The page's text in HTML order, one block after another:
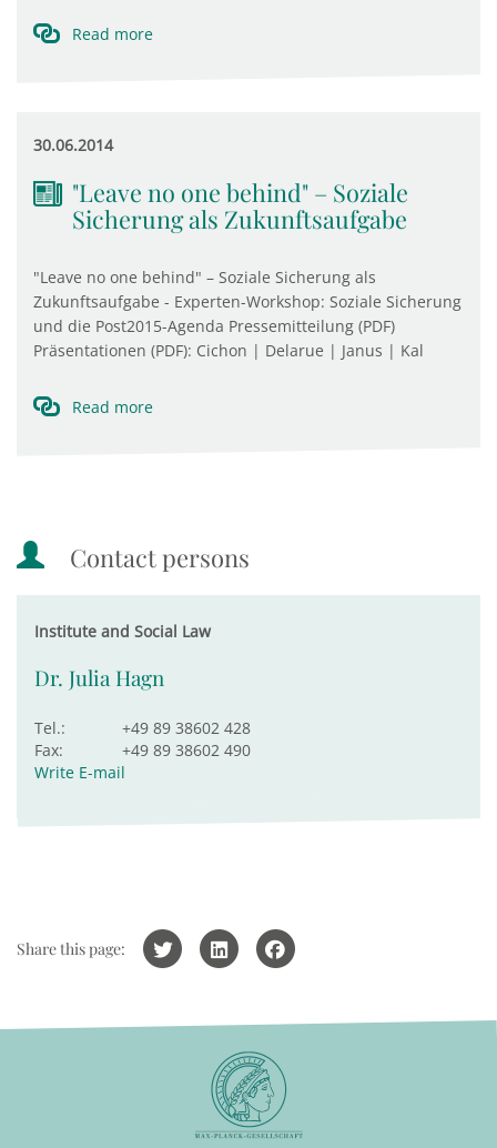
Read more
30.06.2014
"Leave no one behind" – Soziale
Sicherung als Zukunftsaufgabe
"Leave no one behind" – Soziale Sicherung als
Zukunftsaufgabe - Experten-Workshop: Soziale Sicherung
und die Post2015-Agenda Pressemitteilung (PDF)
Präsentationen (PDF): Cichon | Delarue | Janus | Kal
Read more
Contact persons
Institute and Social Law
Dr. Julia Hagn
Tel.:
+49 89 38602 428
Fax:
+49 89 38602 490
Write E-mail
Share this page: